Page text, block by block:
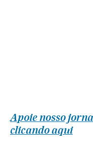
Apoie nosso
clicando aqui